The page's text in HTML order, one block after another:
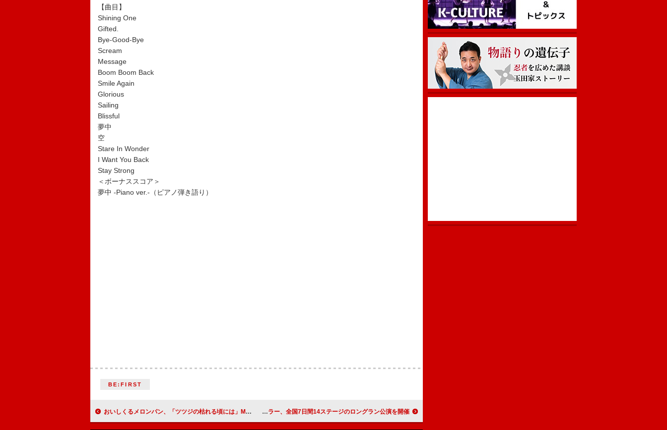
【曲目】
Shining One
Gifted.
Bye-Good-Bye
Scream
Message
Boom Boom Back
Smile Again
Glorious
Sailing
Blissful
夢中
空
Stare In Wonder
I Want You Back
Stay Strong
＜ボーナススコア＞
夢中 -Piano ver.-（ピアノ弾き語り）
BE:FIRST
おいしくるメロンパン、「ツツジの枯れる頃には」MVプレミア公開決定 マーカス・ミラー、全国7日間14ステージのロングラン公演を開催